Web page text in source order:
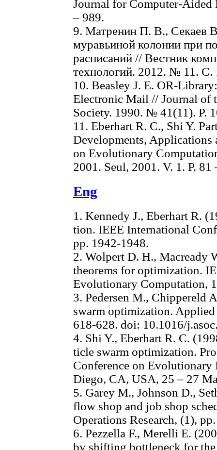
Journal for Computer-
– 989.
9. Матренин П. В., Секаев
муравьиной колонии при
расписаний // Вестник
технологий. 2012. № 11. С.
10. Beasley J. E. OR-
Electronic Mail // Journal of
Society. 1990. № 41(11). Р.
11. Eberhart R. C., Shi Y.
Developments, Applications
on Evolutionary
2001. Seul, 2001. V. 1. Р. 81
Eng
1. Kennedy J., Eberhart R.
tion. IEEE International
pp. 1942-1948.
2. Wolpert D. H., Macready
theorems for optimization.
Evolutionary Computation,
3. Pedersen M., Chippereld
swarm optimization.
618-628. doi: 10.1016/
4. Shi Y., Eberhart R. C.
ticle swarm optimization.
Conference on
Diego, CA, USA, 25 – 27
5. Garey M., Johnson D.,
flow shop and job shop
Operations Research, (1),
6. Pezzella F., Merelli E.
by shifting bottleneck for